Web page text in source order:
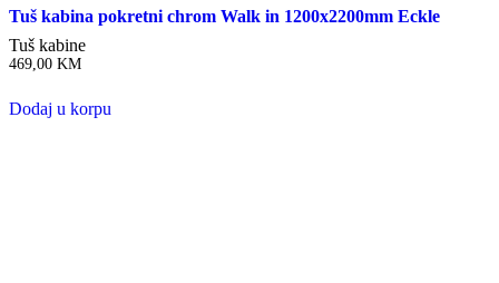
Tuš kabina pokretni chrom Walk in 1200x2200mm Eckle
Tuš kabine
469,00 KM
Dodaj u korpu